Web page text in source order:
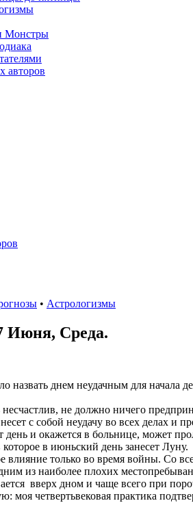
Монстры
авторов
• Астрологизмы
Июня, Среда.
назвать днем неудачным для начала
не должно ничего
с собой неудачу во всех делах и
день и окажется в больнице, может
в июньский день занесет Луну.
только во время войны. Со
из наиболее плохих
вверх дном и чаще всего при
моя четвертьвековая практика